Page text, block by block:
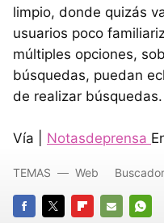
limpio, donde quizás
usuarios poco
múltiples opciones,
búsquedas, puedan
de realizar búsquedas.
Vía | Notasdeprensa
TEMAS Web